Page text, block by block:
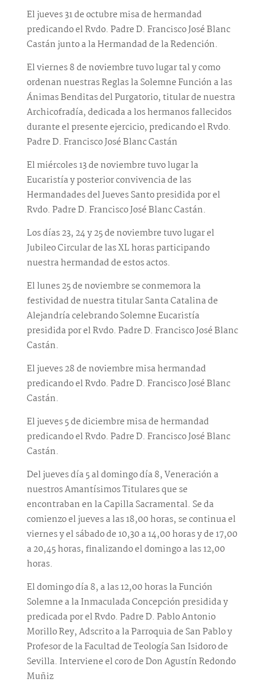
El jueves 31 de octubre misa de hermandad
predicando el Rvdo. Padre D. Francisco José Blanc
Castán junto a la Hermandad de la Redención.
El viernes 8 de noviembre tuvo lugar tal y como
ordenan nuestras Reglas la Solemne Función a las
Ánimas Benditas del Purgatorio, titular de nuestra
Archicofradía, dedicada a los hermanos fallecidos
durante el presente ejercicio, predicando el Rvdo.
Padre D. Francisco José Blanc Castán
El miércoles 13 de noviembre tuvo lugar la
Eucaristía y posterior convivencia de las
Hermandades del Jueves Santo presidida por el
Rvdo. Padre D. Francisco José Blanc Castán.
Los días 23, 24 y 25 de noviembre tuvo lugar el
Jubileo Circular de las XL horas participando
nuestra hermandad de estos actos.
El lunes 25 de noviembre se conmemora la
festividad de nuestra titular Santa Catalina de
Alejandría celebrando Solemne Eucaristía
presidida por el Rvdo. Padre D. Francisco José Blanc
Castán.
El jueves 28 de noviembre misa hermandad
predicando el Rvdo. Padre D. Francisco José Blanc
Castán.
El jueves 5 de diciembre misa de hermandad
predicando el Rvdo. Padre D. Francisco José Blanc
Castán.
Del jueves día 5 al domingo día 8, Veneración a
nuestros Amantísimos Titulares que se
encontraban en la Capilla Sacramental. Se da
comienzo el jueves a las 18,00 horas, se continua el
viernes y el sábado de 10,30 a 14,00 horas y de 17,00
a 20,45 horas, finalizando el domingo a las 12,00
horas.
El domingo día 8, a las 12,00 horas la Función
Solemne a la Inmaculada Concepción presidida y
predicada por el Rvdo. Padre D. Pablo Antonio
Morillo Rey, Adscrito a la Parroquia de San Pablo y
Profesor de la Facultad de Teología San Isidoro de
Sevilla. Interviene el coro de Don Agustín Redondo
Muñiz